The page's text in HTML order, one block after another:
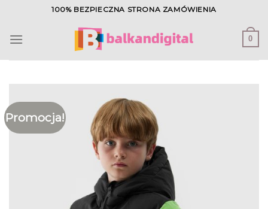
content
100% BEZPIECZNA STRONA ZAMÓWIENIA
0
Promocja!